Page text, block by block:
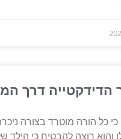
הדידקטייה דרך
כי כל הורה מוטרד בצורה
והוא רוצה להבטיח כי הילד